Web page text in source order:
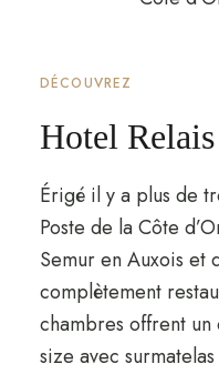
DÉCOUVREZ
Hotel
Érigé il y a plus de
Poste de la Côte
Semur en Auxois et
complètement
chambres offrent
size avec